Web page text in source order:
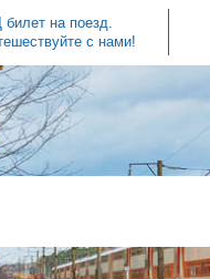
на поезд.
с нами!